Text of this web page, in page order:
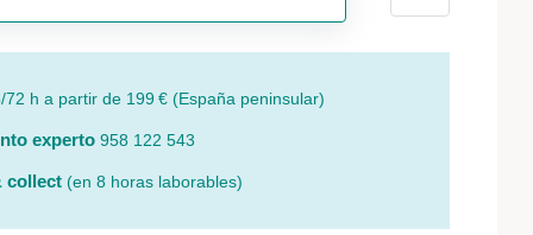
72 h a partir de 199 € (España peninsular)
experto 958 122 543
collect (en 8 horas laborables)